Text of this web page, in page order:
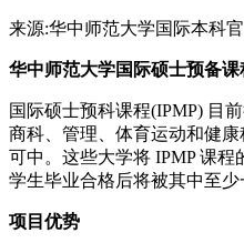
来源:华中师范大学国际本科
华中师范大学国际硕士预备课
国际硕士预科课程(IPMP) 目
商科、管理、体育运动和健
可中。这些大学将 IPMP 课程
学生毕业合格后将被其中至少
项目优势